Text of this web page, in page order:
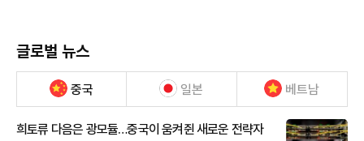
글로벌 뉴스
중국 일본 베트남
희토류 다음은 광모듈…중국이 움켜쥔 새로운 전략자